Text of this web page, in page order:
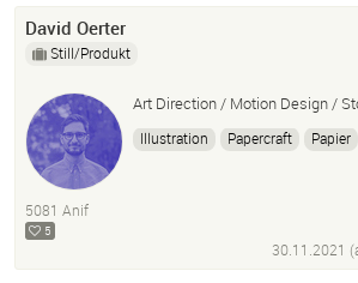
David Oerter
Still/Produkt
Art Direction / Motion Design /
Illustration Papercraft Papier
5081 Anif
5
30.11.2021